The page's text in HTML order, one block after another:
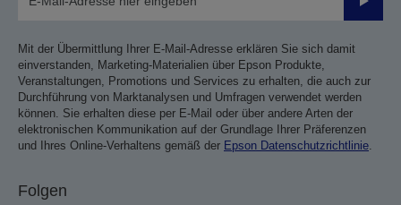
Mit der Übermittlung Ihrer E-Mail-Adresse erklären Sie sich damit
einverstanden, Marketing-Materialien über Epson Produkte,
Veranstaltungen, Promotions und Services zu erhalten, die auch zur
Durchführung von Marktanalysen und Umfragen verwendet werden
können. Sie erhalten diese per E-Mail oder über andere Arten der
elektronischen Kommunikation auf der Grundlage Ihrer Präferenzen
und Ihres Online-Verhaltens gemäß der Epson Datenschutzrichtlinie
Folgen